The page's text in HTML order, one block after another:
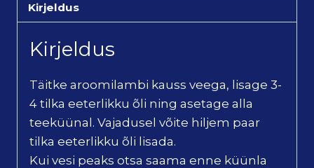
Kirjeldus
Kirjeldus
Täitke aroomilambi kauss veega, lisage 3-
4 tilka eeterlikku õli ning asetage alla
teeküünal. Vajadusel võite hiljem paar
tilka eeterlikku õli lisada.
Kui vesi peaks otsa saama enne küünla